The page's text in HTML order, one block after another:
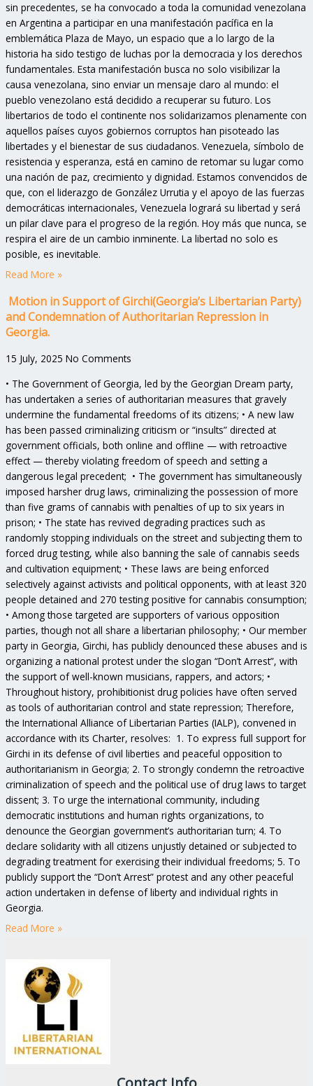
sin precedentes, se ha convocado a toda la comunidad venezolana
en Argentina a participar en una manifestación pacífica en la
emblemática Plaza de Mayo, un espacio que a lo largo de la
historia ha sido testigo de luchas por la democracia y los derechos
fundamentales. Esta manifestación busca no solo visibilizar la
causa venezolana, sino enviar un mensaje claro al mundo: el
pueblo venezolano está decidido a recuperar su futuro. Los
libertarios de todo el continente nos solidarizamos plenamente con
aquellos países cuyos gobiernos corruptos han pisoteado las
libertades y el bienestar de sus ciudadanos. Venezuela, símbolo de
resistencia y esperanza, está en camino de retomar su lugar como
una nación de paz, crecimiento y dignidad. Estamos convencidos de
que, con el liderazgo de González Urrutia y el apoyo de las fuerzas
democráticas internacionales, Venezuela logrará su libertad y será
un pilar clave para el progreso de la región. Hoy más que nunca, se
respira el aire de un cambio inminente. La libertad no solo es
posible, es inevitable.
Read More »
Motion in Support of Girchi(Georgia’s Libertarian Party)
and Condemnation of Authoritarian Repression in
Georgia.
15 July, 2025 No Comments
• The Government of Georgia, led by the Georgian Dream party,
has undertaken a series of authoritarian measures that gravely
undermine the fundamental freedoms of its citizens; • A new law
has been passed criminalizing criticism or “insults” directed at
government officials, both online and offline — with retroactive
effect — thereby violating freedom of speech and setting a
dangerous legal precedent; • The government has simultaneously
imposed harsher drug laws, criminalizing the possession of more
than five grams of cannabis with penalties of up to six years in
prison; • The state has revived degrading practices such as
randomly stopping individuals on the street and subjecting them to
forced drug testing, while also banning the sale of cannabis seeds
and cultivation equipment; • These laws are being enforced
selectively against activists and political opponents, with at least 320
people detained and 270 testing positive for cannabis consumption;
• Among those targeted are supporters of various opposition
parties, though not all share a libertarian philosophy; • Our member
party in Georgia, Girchi, has publicly denounced these abuses and is
organizing a national protest under the slogan “Don’t Arrest”, with
the support of well-known musicians, rappers, and actors; •
Throughout history, prohibitionist drug policies have often served
as tools of authoritarian control and state repression; Therefore,
the International Alliance of Libertarian Parties (IALP), convened in
accordance with its Charter, resolves: 1. To express full support for
Girchi in its defense of civil liberties and peaceful opposition to
authoritarianism in Georgia; 2. To strongly condemn the retroactive
criminalization of speech and the political use of drug laws to target
dissent; 3. To urge the international community, including
democratic institutions and human rights organizations, to
denounce the Georgian government’s authoritarian turn; 4. To
declare solidarity with all citizens unjustly detained or subjected to
degrading treatment for exercising their individual freedoms; 5. To
publicly support the “Don’t Arrest” protest and any other peaceful
action undertaken in defense of liberty and individual rights in
Georgia.
Read More »